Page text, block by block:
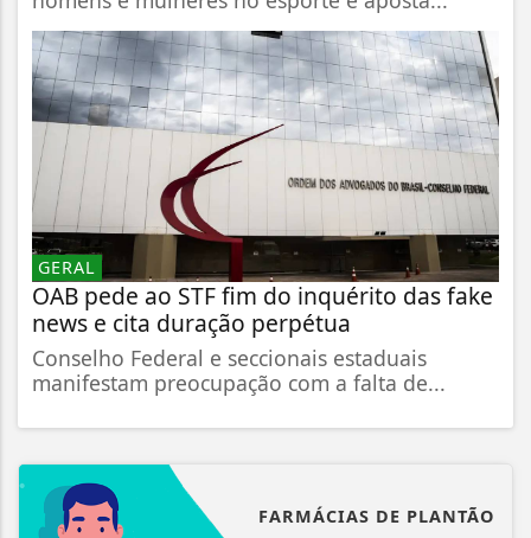
GERAL
OAB pede ao STF fim do inquérito das fake
news e cita duração perpétua
Conselho Federal e seccionais estaduais
manifestam preocupação com a falta de...
FARMÁCIAS DE PLANTÃO